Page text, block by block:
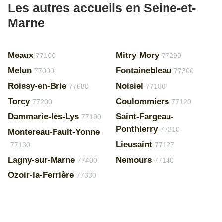
Les autres accueils en Seine-et-
Marne
Meaux 77100
Melun 77000
Roissy-en-Brie 77680
Torcy 77200
Dammarie-lès-Lys 77190
Montereau-Fault-Yonne
77130
Lagny-sur-Marne 77400
Ozoir-la-Ferrière 77330
Mitry-Mory 77290
Fontainebleau 77300
Noisiel 77186
Coulommiers 77120
Saint-Fargeau-
Ponthierry 77310
Lieusaint 77127
Nemours 77140